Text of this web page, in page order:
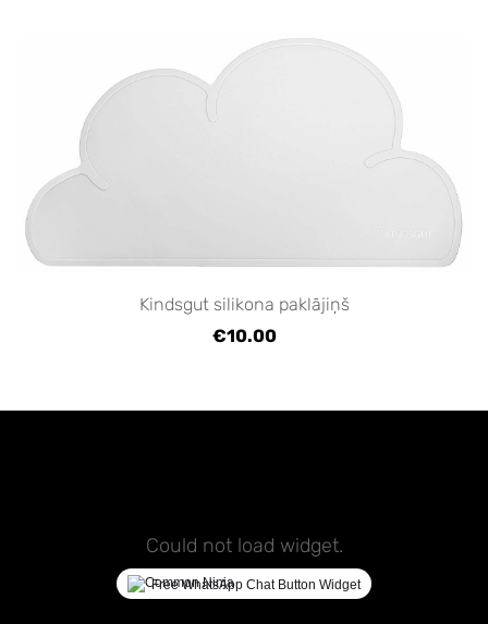
Kindsgut silikona paklājiņš
€10.00
Could not load widget.
Free WhatsApp Chat Button Widget